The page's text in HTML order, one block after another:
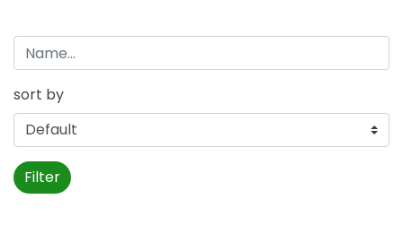
sort by
Filter